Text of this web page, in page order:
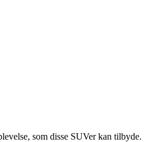
som disse SUVer kan tilbyde.